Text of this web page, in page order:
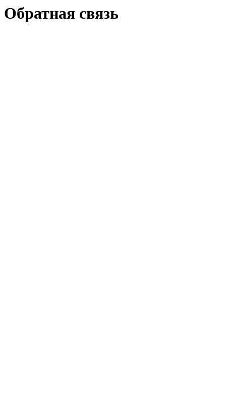
Обратная связь